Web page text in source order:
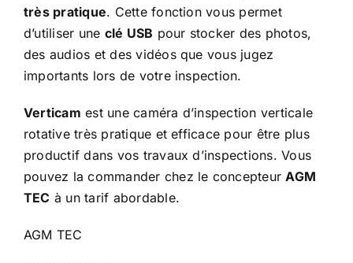
très pratique. Cette fonction vous permet
d’utiliser une clé USB pour stocker des photos,
des audios et des vidéos que vous jugez
importants lors de votre inspection.
Verticam est une caméra d’inspection verticale
rotative très pratique et efficace pour être plus
productif dans vos travaux d’inspections. Vous
pouvez la commander chez le concepteurAGM
TEC à un tarif abordable.
AGM TEC